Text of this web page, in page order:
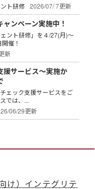
ト研修
2026/07/ 7更新
ンペーン実施中！
ント研修」を４/27(月)～
催！
新
援サービス～実施か
ェック支援サービスをご
では、...
06/29更新
け）インテグリテ